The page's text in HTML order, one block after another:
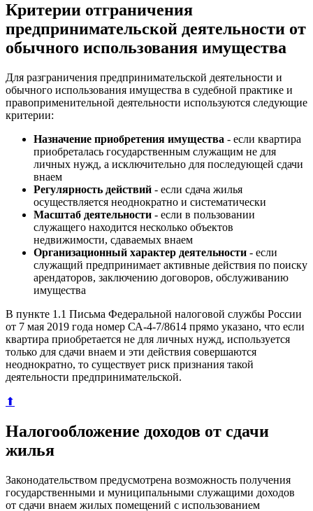
Критерии отграничения
предпринимательской деятельности от
обычного использования имущества
Для разграничения предпринимательской деятельности и
обычного использования имущества в судебной практике и
правоприменительной деятельности используются следующие
критерии:
Назначение приобретения имущества - если квартира
приобреталась государственным служащим не для
личных нужд, а исключительно для последующей сдачи
внаем
Регулярность действий - если сдача жилья
осуществляется неоднократно и систематически
Масштаб деятельности - если в пользовании
служащего находится несколько объектов
недвижимости, сдаваемых внаем
Организационный характер деятельности - если
служащий предпринимает активные действия по поиску
арендаторов, заключению договоров, обслуживанию
имущества
В пункте 1.1 Письма Федеральной налоговой службы России
от 7 мая 2019 года номер СА-4-7/8614 прямо указано, что если
квартира приобретается не для личных нужд, используется
только для сдачи внаем и эти действия совершаются
неоднократно, то существует риск признания такой
деятельности предпринимательской.
⬆
Налогообложение доходов от сдачи
жилья
Законодательством предусмотрена возможность получения
государственными и муниципальными служащими доходов
от сдачи внаем жилых помещений с использованием